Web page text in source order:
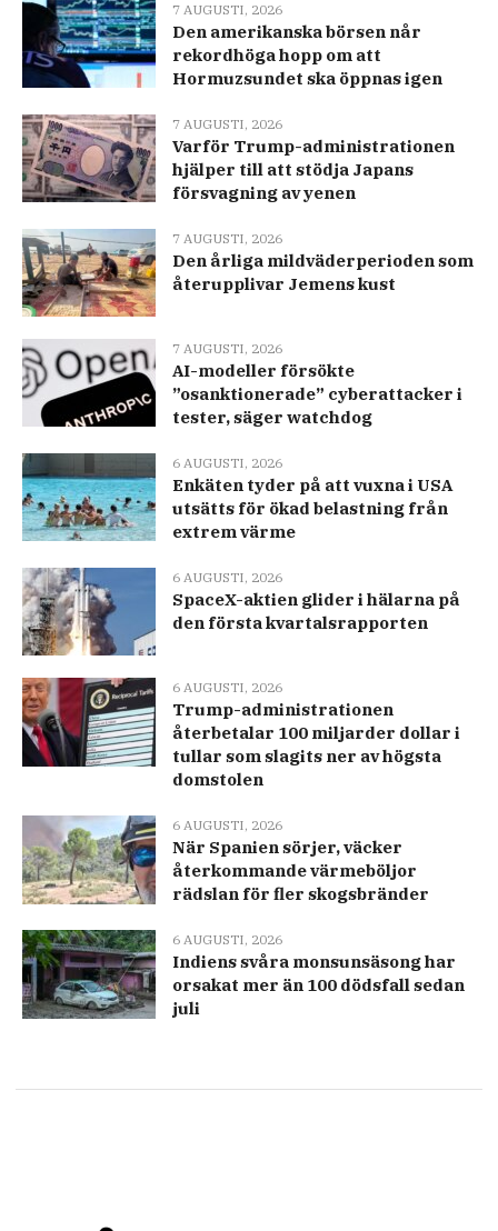
7 AUGUSTI, 2026
Den amerikanska börsen når
rekordhöga hopp om att
Hormuzsundet ska öppnas igen
7 AUGUSTI, 2026
Varför Trump-administrationen
hjälper till att stödja Japans
försvagning av yenen
7 AUGUSTI, 2026
Den årliga mildväderperioden som
återupplivar Jemens kust
7 AUGUSTI, 2026
AI-modeller försökte
”osanktionerade” cyberattacker i
tester, säger watchdog
6 AUGUSTI, 2026
Enkäten tyder på att vuxna i USA
utsätts för ökad belastning från
extrem värme
6 AUGUSTI, 2026
SpaceX-aktien glider i hälarna på
den första kvartalsrapporten
6 AUGUSTI, 2026
Trump-administrationen
återbetalar 100 miljarder dollar i
tullar som slagits ner av högsta
domstolen
6 AUGUSTI, 2026
När Spanien sörjer, väcker
återkommande värmeböljor
rädslan för fler skogsbränder
6 AUGUSTI, 2026
Indiens svåra monsunsäsong har
orsakat mer än 100 dödsfall sedan
juli